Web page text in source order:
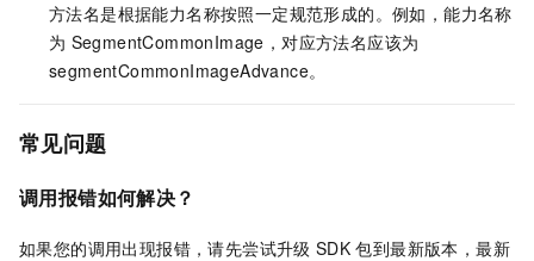
方法名是根据能力名称按照一定规范形成的。例如，能力名称
为 SegmentCommonImage，对应方法名应该为
segmentCommonImageAdvance。
常见问题
调用报错如何解决？
如果您的调用出现报错，请先尝试升级 SDK 包到最新版本，最新